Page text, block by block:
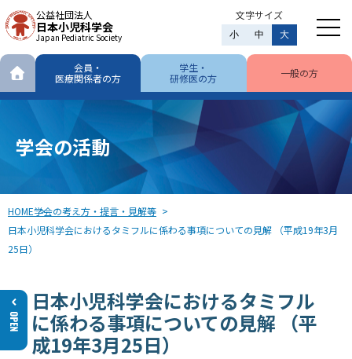
公益社団法人
日本小児科学会
Japan Pediatric Society
文字サイズ
小 中 大
会員・
医療関係者の方
学生・
研修医の方
一般の方
学会の活動
HOME学会の考え方・提言・見解等
日本小児科学会におけるタミフルに係わる事項についての見解 （平成19年3月
25日）
日本小児科学会におけるタミフル
に係わる事項についての見解 （平
成19年3月25日）